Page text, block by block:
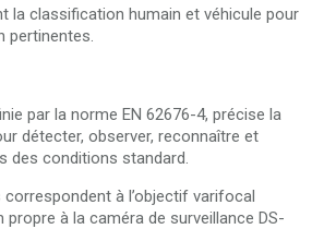
la classification humain et véhicule pour
pertinentes.
par la norme EN 62676-4, précise la
détecter, observer, reconnaître et
des conditions standard.
à l’objectif varifocal
à la caméra de surveillance DS-